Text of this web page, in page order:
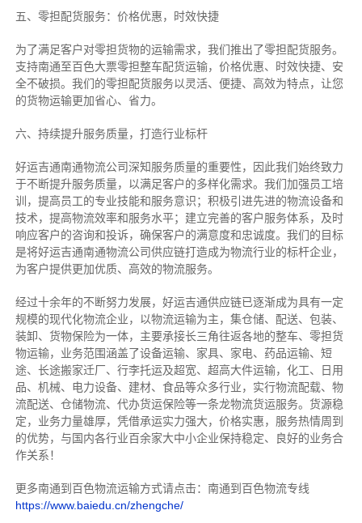
五、零担配货服务：价格优惠，时效快捷
为了满足客户对零担货物的运输需求，我们推出了零担配货服务。
支持南通至百色大票零担整车配货运输，价格优惠、时效快捷、安
全不破损。我们的零担配货服务以灵活、便捷、高效为特点，让您
的货物运输更加省心、省力。
六、持续提升服务质量，打造行业标杆
好运吉通南通物流公司深知服务质量的重要性，因此我们始终致力
于不断提升服务质量，以满足客户的多样化需求。我们加强员工培
训，提高员工的专业技能和服务意识；积极引进先进的物流设备和
技术，提高物流效率和服务水平；建立完善的客户服务体系，及时
响应客户的咨询和投诉，确保客户的满意度和忠诚度。我们的目标
是将好运吉通南通物流公司供应链打造成为物流行业的标杆企业，
为客户提供更加优质、高效的物流服务。
经过十余年的不断努力发展，好运吉通供应链已逐渐成为具有一定
规模的现代化物流企业，以物流运输为主，集仓储、配送、包装、
装卸、货物保险为一体，主要承接长三角往返各地的整车、零担货
物运输，业务范围涵盖了设备运输、家具、家电、药品运输、短
途、长途搬家迁厂、行李托运及超宽、超高大件运输，化工、日用
品、机械、电力设备、建材、食品等众多行业，实行物流配载、物
流配送、仓储物流、代办货运保险等一条龙物流货运服务。货源稳
定，业务力量雄厚，凭借承运实力强大，价格实惠，服务热情周到
的优势，与国内各行业百余家大中小企业保持稳定、良好的业务合
作关系！
更多南通到百色物流运输方式请点击：南通到百色物流专线
https://www.baiedu.cn/zhengche/